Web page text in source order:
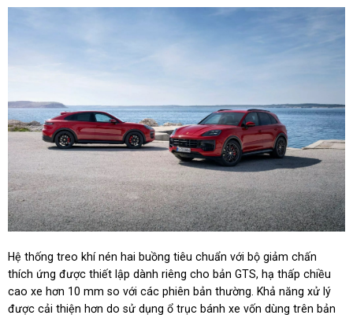
Hệ thống treo khí nén hai buồng tiêu chuẩn với bộ giảm chấn
thích ứng được thiết lập dành riêng cho bản GTS, hạ thấp chiều
cao xe hơn 10 mm so với các phiên bản thường. Khả năng xử lý
được cải thiện hơn do sử dụng ổ trục bánh xe vốn dùng trên bản